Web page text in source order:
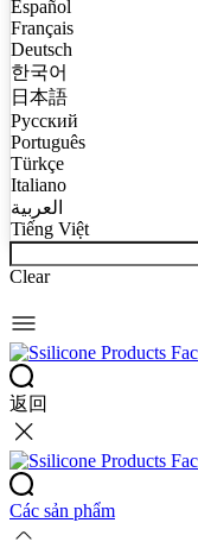
Español
Français
Deutsch
한국어
日本語
Русский
Português
Türkçe
Italiano
العربية
Tiếng Việt
Clear
返回
Các sản phẩm